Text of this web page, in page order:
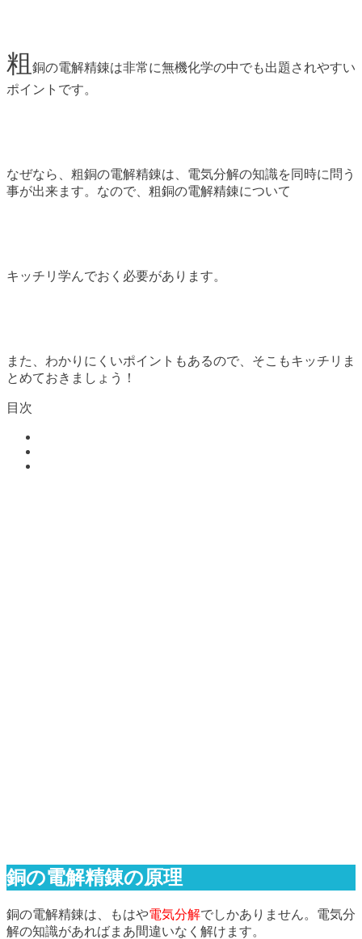
粗 銅の電解精錬は非常に無機化学の中でも出題されやすい
ポイントです。
なぜなら、粗銅の電解精錬は、電気分解の知識を同時に問う
事が出来ます。なので、粗銅の電解精錬について
キッチリ学んでおく必要があります。
また、わかりにくいポイントもあるので、そこもキッチリま
とめておきましょう！
目次
銅の電解精錬の原理
銅の電解精錬は、もはや電気分解でしかありません。電気分
解の知識があればまあ間違いなく解けます。